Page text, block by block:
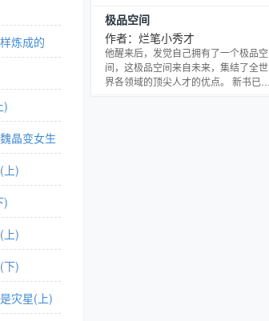
炼成的
)
晶变女生
上)
)
上)
下)
灾星(上)
181492001）
极品空间
作者：烂笔小秀才
他醒来后，发觉自己拥有了一个极品空
间，这极品空间来自未来，集结了全世
界各领域的顶尖人才的优点。 新书已